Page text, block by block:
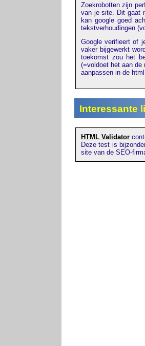
Zoekrobotten zijn
van je site. Dit gaat
kan google goed
tekstverhoudingen
Google verifieert of
vaker bijgewerkt
toekomst zou het
(=voldoet het aan de
aanpassen in de
Interessante
HTML Validator
Deze test is
site van de SEO-